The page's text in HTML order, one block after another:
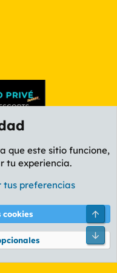
de privacidad Ayuda
XenForo Ltd.
que este sitio funcione,
tu experiencia.
preferencias
Pie